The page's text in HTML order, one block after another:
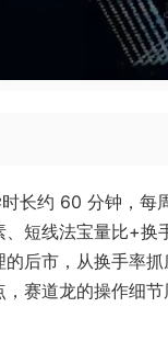
长约 60 分钟，每
短线法宝量比+
后市，从换手率
赛道龙的操作细